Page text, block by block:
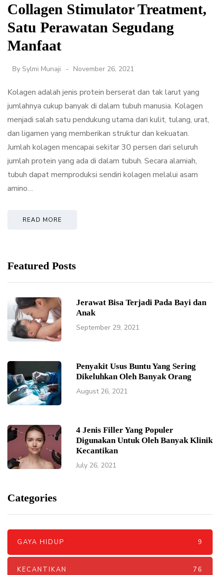
Collagen Stimulator Treatment,
Satu Perawatan Segudang
Manfaat
By Sylmi Munaji November 26, 2021
Kolagen adalah jenis protein berserat dan tak larut yang
jumlahnya cukup banyak di dalam tubuh manusia. Kolagen
menjadi salah satu pendukung utama dari kulit, tulang, urat,
dan ligamen yang memberikan struktur dan kekuatan.
Jumlah kolagen mencapai sekitar 30 persen dari seluruh
jumlah protein yang ada di dalam tubuh. Secara alamiah,
tubuh dapat memproduksi sendiri kolagen melalui asam
amino…
READ MORE
Featured Posts
Jerawat Bisa Terjadi Pada Bayi dan
Anak
September 29, 2021
Penyakit Usus Buntu Yang Sering
Dikeluhkan Oleh Banyak Orang
August 26, 2021
4 Jenis Filler Yang Populer
Digunakan Untuk Oleh Banyak Klinik
Kecantikan
July 26, 2021
Categories
GAYA HIDUP 9
KECANTIKAN 76